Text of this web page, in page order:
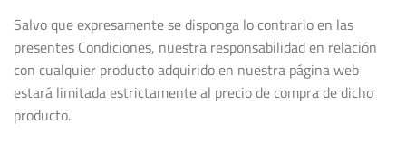
Salvo que expresamente se disponga lo contrario en las
presentes Condiciones, nuestra responsabilidad en relación
con cualquier producto adquirido en nuestra página web
estará limitada estrictamente al precio de compra de dicho
producto.